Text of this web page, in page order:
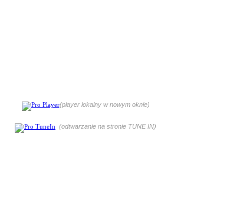
(player lokalny w nowym oknie)
(odtwarzanie na stronie TUNE IN)